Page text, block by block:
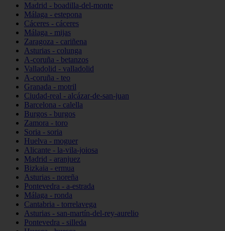
Madrid - boadilla-del-monte
Málaga - estepona
Cáceres - cáceres
Málaga - mijas
Zaragoza - cariñena
Asturias - colunga
A-coruña - betanzos
Valladolid - valladolid
A-coruña - teo
Granada - motril
Ciudad-real - alcázar-de-san-juan
Barcelona - calella
Burgos - burgos
Zamora - toro
Soria - soria
Huelva - moguer
Alicante - la-vila-joiosa
Madrid - aranjuez
Bizkaia - ermua
Asturias - noreña
Pontevedra - a-estrada
Málaga - ronda
Cantabria - torrelavega
Asturias - san-martín-del-rey-aurelio
Pontevedra - silleda